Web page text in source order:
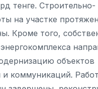
тенге. Строительно-
на участке
Кроме того,
объектов
и коммуникаций.